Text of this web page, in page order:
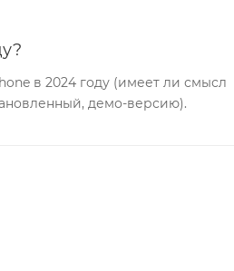
в 2024 году (имеет ли смысл
демо-версию).